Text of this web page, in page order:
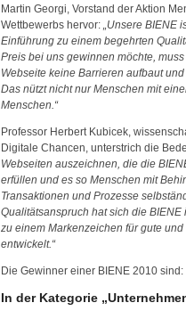
Martin Georgi, Vorstand der Aktion
Wettbewerbs hervor: Unsere BIENE
Einführung zu einem begehrten
Preis bei uns gewinnen möchte,
Webseite keine Barrieren aufbaut
Das nützt nicht nur Menschen mit
Menschen.
Professor Herbert Kubicek,
Digitale Chancen, unterstrich die
Webseiten auszeichnen, die die
erfüllen und es so Menschen mit
Transaktionen und Prozesse
Qualitätsanspruch hat sich die
zu einem Markenzeichen für gute
entwickelt.
Die Gewinner einer BIENE 2010 sind:
In der Kategorie